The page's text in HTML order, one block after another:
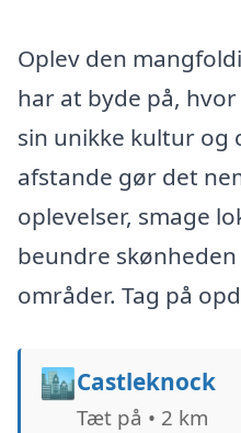
Oplev den
har at byde på,
sin unikke kultur og
afstande gør det
oplevelser, smage
beundre
områder. Tag på
🏙️Castleknock
Tæt på • 2 km